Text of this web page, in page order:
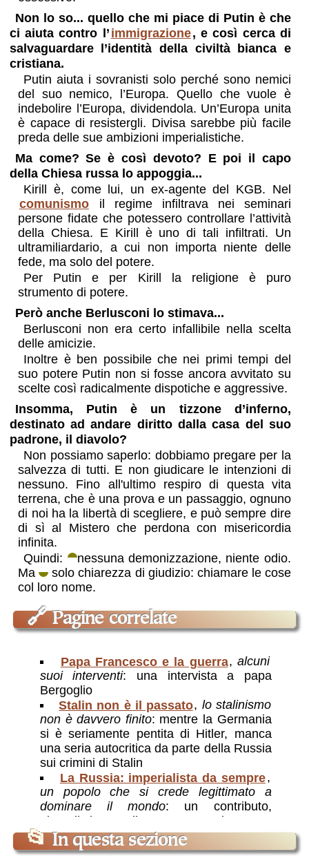
Non lo so... quello che mi piace di Putin è che
ci aiuta contro l’immigrazione, e così cerca di
salvaguardare l’identità della civiltà bianca e
cristiana.
Putin aiuta i sovranisti solo perché sono nemici
del suo nemico, l’Europa. Quello che vuole è
indebolire l’Europa, dividendola. Un’Europa unita
è capace di resistergli. Divisa sarebbe più facile
preda delle sue ambizioni imperialistiche.
Ma come? Se è così devoto? E poi il capo
della Chiesa russa lo appoggia...
Kirill è, come lui, un ex-agente del KGB. Nel
comunismo il regime infiltrava nei seminari
persone fidate che potessero controllare l’attività
della Chiesa. E Kirill è uno di tali infiltrati. Un
ultramiliardario, a cui non importa niente delle
fede, ma solo del potere.
Per Putin e per Kirill la religione è puro
strumento di potere.
Però anche Berlusconi lo stimava...
Berlusconi non era certo infallibile nella scelta
delle amicizie.
Inoltre è ben possibile che nei primi tempi del
suo potere Putin non si fosse ancora avvitato su
scelte così radicalmente dispotiche e aggressive.
Insomma, Putin è un tizzone d’inferno,
destinato ad andare diritto dalla casa del suo
padrone, il diavolo?
Non possiamo saperlo: dobbiamo pregare per la
salvezza di tutti. E non giudicare le intenzioni di
nessuno. Fino all'ultimo respiro di questa vita
terrena, che è una prova e un passaggio, ognuno
di noi ha la libertà di scegliere, e può sempre dire
di sì al Mistero che perdona con misericordia
infinita.
Quindi:
nessuna demonizzazione, niente odio.
Ma
solo chiarezza di giudizio: chiamare le cose
col loro nome.
🔗 Pagine correlate
La Russia: imperialista da sempre,
un popolo che si crede legittimato a
dominare il mondo: un contributo,
giornalistico, sulla natura storicamente
imperialistico-aggressiva della Russia:
tutto parte da prima di Putin.
Papa Francesco e la guerra,alcuni
suoi interventi: una intervista a papa
Bergoglio
Stalin non è il passato, lo stalinismo
non è davvero finito: mentre la Germania
si è seriamente pentita di Hitler, manca
una seria autocritica da parte della Russia
sui crimini di Stalin
📂 In questa sezione